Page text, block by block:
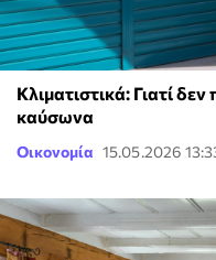
Κλιματιστικά: Γιατί
καύσωνα
Οικονομία 15.05.2026